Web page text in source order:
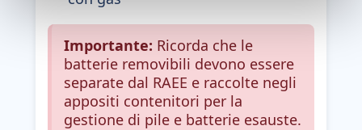
Importante: Ricorda che le
batterie removibili devono essere
separate dal RAEE e raccolte negli
appositi contenitori per la
gestione di pile e batterie esauste.